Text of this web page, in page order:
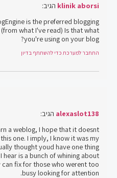
klinik aborsi הגיב:
is the preferred blogging
what I've read) Is that what
you're using on your blog?
התחבר למערכת כדי להשתתף בדיון
alexaslot138 הגיב:
a weblog, I hope that it doesnt
one. I imply, I know it was my
thought youd have one thing
hear is a bunch of whining about
fix for those who werent too
busy looking for attention.